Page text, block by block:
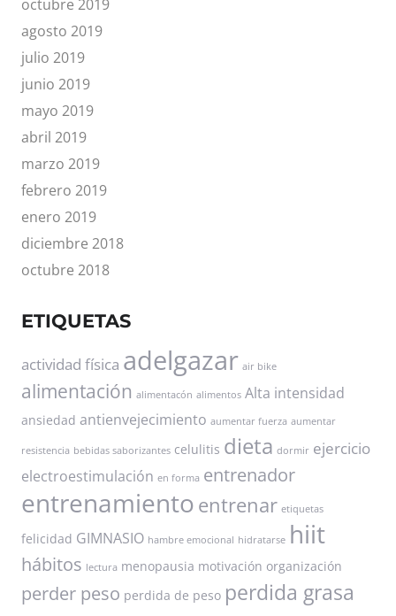
octubre 2019
agosto 2019
julio 2019
junio 2019
mayo 2019
abril 2019
marzo 2019
febrero 2019
enero 2019
diciembre 2018
octubre 2018
ETIQUETAS
actividad física adelgazar air bike
alimentación alimentacón alimentos Alta intensidad
ansiedad antienvejecimiento aumentar fuerza aumentar
resistencia bebidas saborizantes celulitis dieta dormir ejercicio
electroestimulación en forma entrenador
entrenamiento entrenar etiquetas
felicidad GIMNASIO hambre emocional hidratarse hiit
hábitos lectura menopausia motivación organización
perder peso perdida de peso perdida grasa